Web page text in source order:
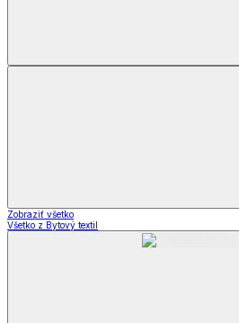
Zobraziť všetko
Všetko z Bytový textil